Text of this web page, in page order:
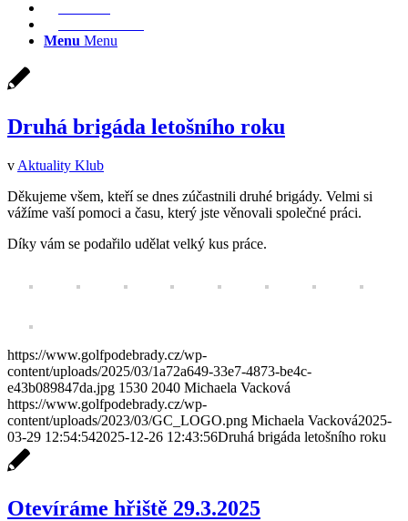
Menu Menu
Druhá brigáda letošního roku
v Aktuality Klub
Děkujeme všem, kteří se dnes zúčastnili druhé brigády. Velmi si
vážíme vaší pomoci a času, který jste věnovali společné práci.
Díky vám se podařilo udělat velký kus práce.
https://www.golfpodebrady.cz/wp-
content/uploads/2025/03/1a72a649-33e7-4873-be4c-
e43b089847da.jpg 1530 2040 Michaela Vacková
https://www.golfpodebrady.cz/wp-
content/uploads/2023/03/GC_LOGO.png Michaela Vacková2025-
03-29 12:54:542025-12-26 12:43:56Druhá brigáda letošního roku
Otevíráme hřiště 29.3.2025